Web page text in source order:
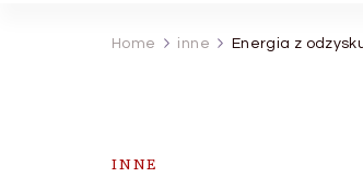
Home inne Energia z
INNE